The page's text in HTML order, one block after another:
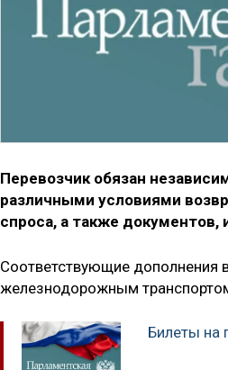
Перевозчик обязан
различными условиями
спроса, а также
Соответствующие дополнения
железнодорожным
Билеты на